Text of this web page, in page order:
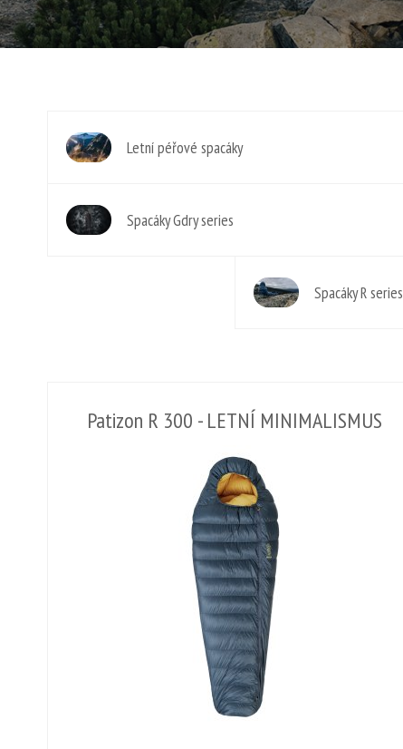
Letní péřové spacáky
Spacáky Gdry series
Spacáky R series
Patizon R 300 - LETNÍ MINIMALISMUS